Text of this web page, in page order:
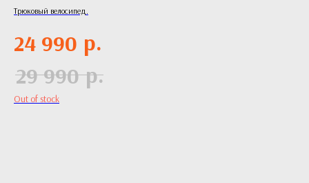
Трюковый велосипед.
24 990 р.
29 990 р.
Out of stock